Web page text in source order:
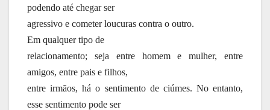
podendo até chegar ser
agressivo e cometer loucuras contra o outro.
Em qualquer tipo de
relacionamento; seja entre homem e mulher, entre
amigos, entre pais e filhos,
entre irmãos, há o sentimento de ciúmes. No entanto,
esse sentimento pode ser